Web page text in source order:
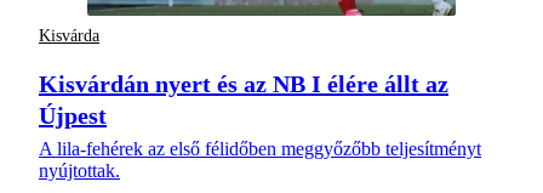
Kisvárda
Kisvárdán nyert és az NB I élére állt az
Újpest
A lila-fehérek az első félidőben meggyőzőbb teljesítményt
nyújtottak.